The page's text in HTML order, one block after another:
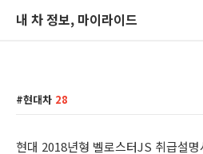
내 차 정보, 마이라이드
현대차 28
현대 2018년형 벨로스터JS 취급설명